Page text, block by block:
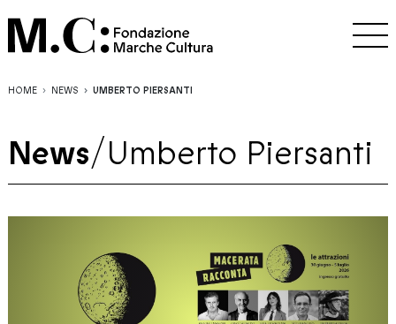
HOME NEWS UMBERTO PIERSANTI
News/Umberto Piersanti